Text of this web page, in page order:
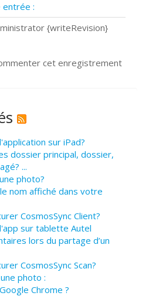
Google Chrome ?
:
{writeRevision}
cet enregistrement
sur iPad?
dossier principal, dossier,
...
photo?
nom affiché dans votre
CosmosSync Client?
sur tablette Autel
lors du partage d’un
CosmosSync Scan?
photo :
Chrome ?